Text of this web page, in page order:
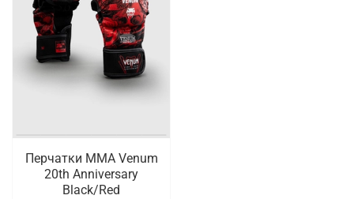
Перчатки ММА Venum
20th Anniversary
Black/Red